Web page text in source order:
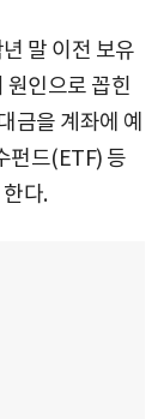
말 이전 보유
원인으로 꼽힌
금을 계좌에 예
펀드(ETF) 등
다.